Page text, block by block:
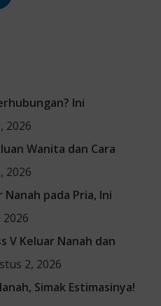
Ini
2026
Wanita dan Cara
2026
pada Pria, Ini
V Keluar Nanah dan
2, 2026
Simak Estimasinya!